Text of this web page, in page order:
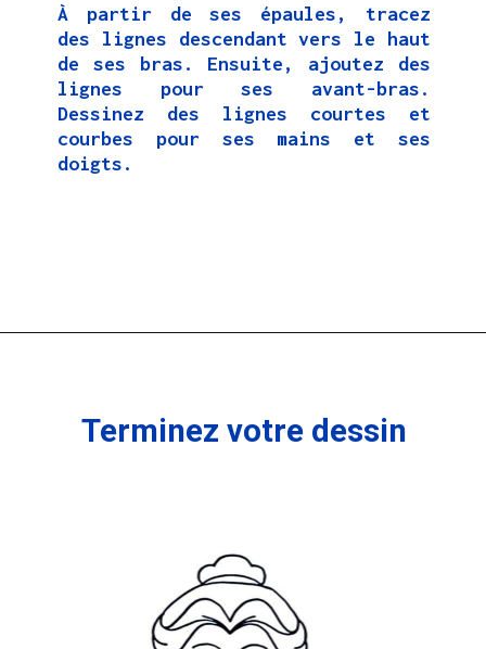
À partir de ses épaules, tracez
des lignes descendant vers le haut
de ses bras. Ensuite, ajoutez des
lignes pour ses avant-bras.
Dessinez des lignes courtes et
courbes pour ses mains et ses
doigts.
Terminez votre dessin